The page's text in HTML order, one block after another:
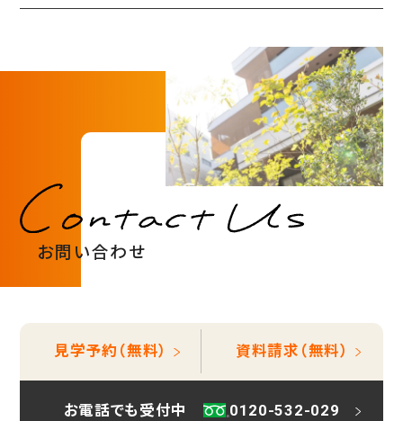
お問い合わせ
見学予約（無料） 資料請求（無料）
お電話でも受付中 0120-532-029